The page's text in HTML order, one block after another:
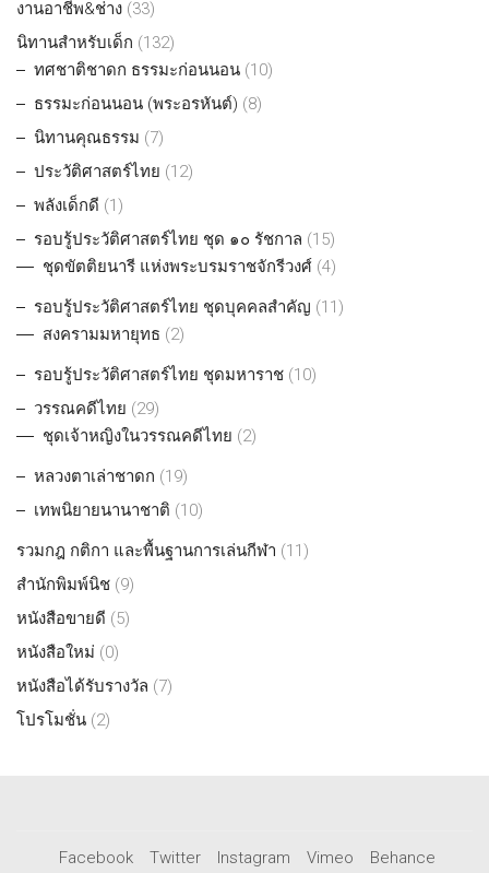
งานอาชีพ&ช่าง (33)
นิทานสำหรับเด็ก (132)
ทศชาติชาดก ธรรมะก่อนนอน (10)
ธรรมะก่อนนอน (พระอรหันต์) (8)
นิทานคุณธรรม (7)
ประวัติศาสตร์ไทย (12)
พลังเด็กดี (1)
รอบรู้ประวัติศาสตร์ไทย ชุด ๑๐ รัชกาล (15)
ชุดขัตติยนารี แห่งพระบรมราชจักรีวงศ์ (4)
รอบรู้ประวัติศาสตร์ไทย ชุดบุคคลสำคัญ (11)
สงครามมหายุทธ (2)
รอบรู้ประวัติศาสตร์ไทย ชุดมหาราช (10)
วรรณคดีไทย (29)
ชุดเจ้าหญิงในวรรณคดีไทย (2)
หลวงตาเล่าชาดก (19)
เทพนิยายนานาชาติ (10)
รวมกฎ กติกา และพื้นฐานการเล่นกีฬา (11)
สำนักพิมพ์นิช (9)
หนังสือขายดี (5)
หนังสือใหม่ (0)
หนังสือได้รับรางวัล (7)
โปรโมชั่น (2)
Facebook Twitter Instagram Vimeo
Behance